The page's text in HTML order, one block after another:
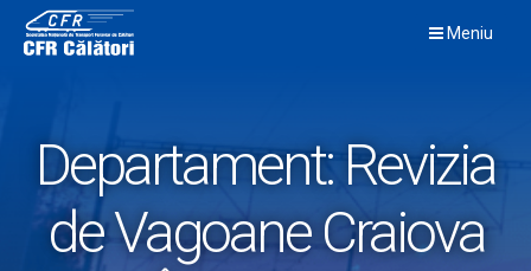
content
Meniu
Departament:Revizia
de Vagoane Craiova